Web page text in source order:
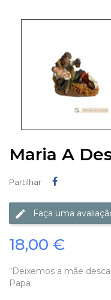
Maria A
Partilhar
Faça uma
18,00 €
“Deixemos a mãe
Papa